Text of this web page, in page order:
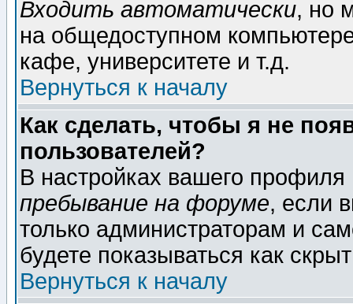
Входить автоматически, но
на общедоступном
кафе, университете и т.д.
Вернуться к началу
Как сделать, чтобы я не
пользователей?
В настройках вашего
пребывание на форуме, если
только администраторам и
будете показываться как
Вернуться к началу